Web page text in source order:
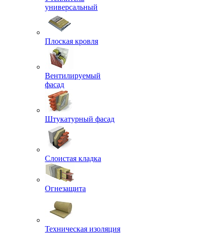
универсальный
Плоская кровля
Вентилируемый
фасад
Штукатурный фасад
Слоистая кладка
Огнезащита
Техническая изоляция